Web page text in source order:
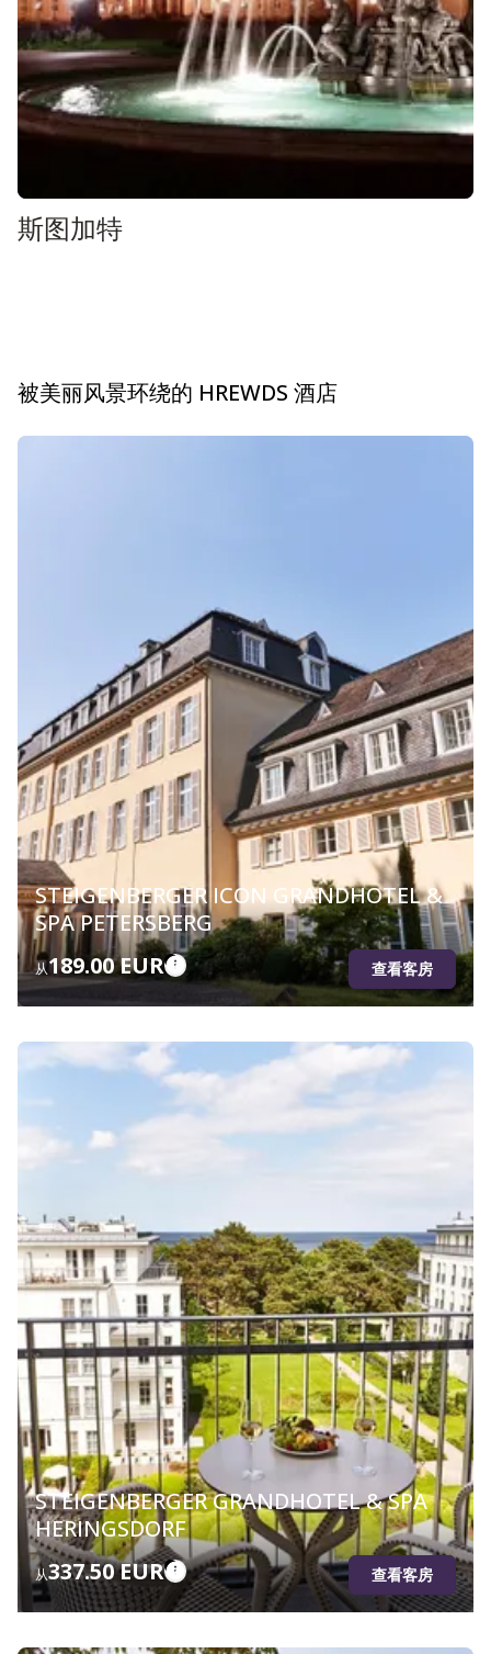
斯图加特
被美丽风景环绕的 HREWDS 酒店
STEIGENBERGER ICON GRANDHOTEL &
SPA PETERSBERG
从189.00 EUR 查看客房
STEIGENBERGER GRANDHOTEL & SPA
HERINGSDORF
从337.50 EUR 查看客房